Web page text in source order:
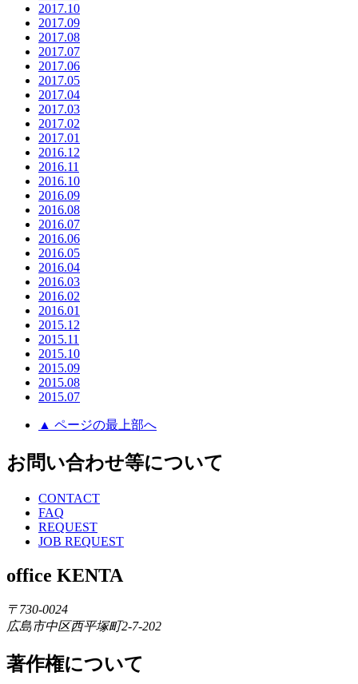
2017.10
2017.09
2017.08
2017.07
2017.06
2017.05
2017.04
2017.03
2017.02
2017.01
2016.12
2016.11
2016.10
2016.09
2016.08
2016.07
2016.06
2016.05
2016.04
2016.03
2016.02
2016.01
2015.12
2015.11
2015.10
2015.09
2015.08
2015.07
▲ ページの最上部へ
お問い合わせ等について
CONTACT
FAQ
REQUEST
JOB REQUEST
office KENTA
〒730-0024
広島市中区西平塚町2-7-202
著作権について